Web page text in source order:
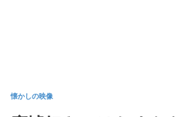
懐かしの映像